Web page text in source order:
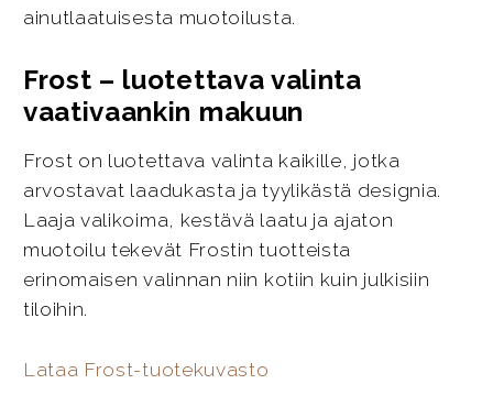
ainutlaatuisesta muotoilusta.
Frost – luotettava valinta
vaativaankin makuun
Frost on luotettava valinta kaikille, jotka
arvostavat laadukasta ja tyylikästä designia.
Laaja valikoima, kestävä laatu ja ajaton
muotoilu tekevät Frostin tuotteista
erinomaisen valinnan niin kotiin kuin julkisiin
tiloihin.
Lataa Frost-tuotekuvasto